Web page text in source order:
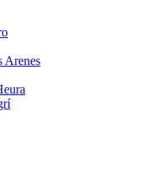
Arenes